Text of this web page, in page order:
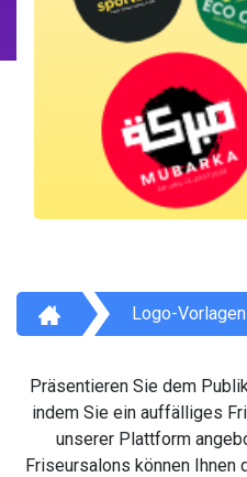
Logo-Vorlagen
Präsentieren Sie dem
indem Sie ein auffälliges
unserer Plattform
Friseursalons können Ihnen